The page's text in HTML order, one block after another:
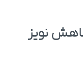
نویز